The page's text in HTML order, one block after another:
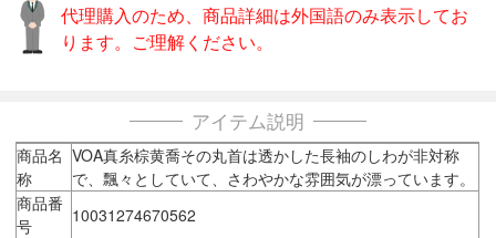
代理購入のため、商品詳細は外国語のみ表示してお
ります。ご理解ください。
アイテム説明
商品名
称
VOA真糸棕黄喬その丸首は透かした長袖のしわが非対称
で、飄々としていて、さわやかな雰囲気が漂っています。
商品番
号
10031274670562